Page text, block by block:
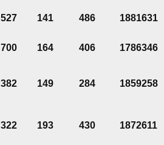
527 141 486 1881631
700 164 406 1786346
382 149 284 1859258
322 193 430 1872611